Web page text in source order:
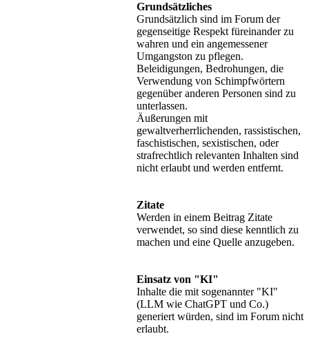
Grundsätzliches
Grundsätzlich sind im Forum der
gegenseitige Respekt füreinander zu
wahren und ein angemessener
Umgangston zu pflegen.
Beleidigungen, Bedrohungen, die
Verwendung von Schimpfwörtern
gegenüber anderen Personen sind zu
unterlassen.
Äußerungen mit
gewaltverherrlichenden, rassistischen,
faschistischen, sexistischen, oder
strafrechtlich relevanten Inhalten sind
nicht erlaubt und werden entfernt.
Zitate
Werden in einem Beitrag Zitate
verwendet, so sind diese kenntlich zu
machen und eine Quelle anzugeben.
Einsatz von "KI"
Inhalte die mit sogenannter "KI"
(LLM wie ChatGPT und Co.)
generiert würden, sind im Forum nicht
erlaubt.